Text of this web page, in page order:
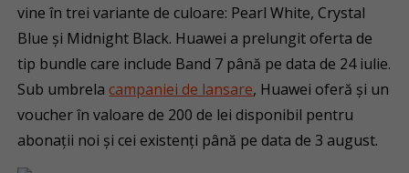
vine în trei variante de culoare: Pearl White, Crystal
Blue și Midnight Black. Huawei a prelungit oferta de
tip bundle care include Band 7 până pe data de 24 iulie.
Sub umbrelacampaniei de lansare, Huawei oferă și un
voucher în valoare de 200 de lei disponibil pentru
abonații noi și cei existenți până pe data de 3 august.